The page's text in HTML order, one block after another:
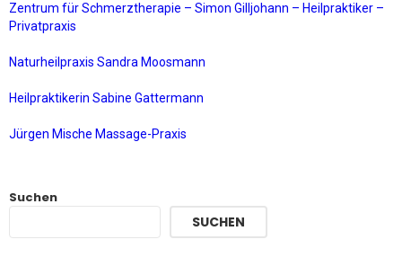
Zentrum für Schmerztherapie – Simon Gilljohann – Heilpraktiker –
Privatpraxis
Naturheilpraxis Sandra Moosmann
Heilpraktikerin Sabine Gattermann
Jürgen Mische Massage-Praxis
Suchen
SUCHEN